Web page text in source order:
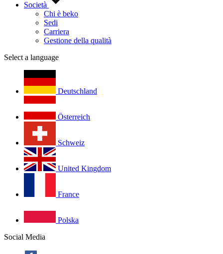
Società
Chi è beko
Sedi
Carriera
Gestione della qualità
Select a language
Deutschland
Österreich
Schweiz
United Kingdom
France
Polska
Social Media